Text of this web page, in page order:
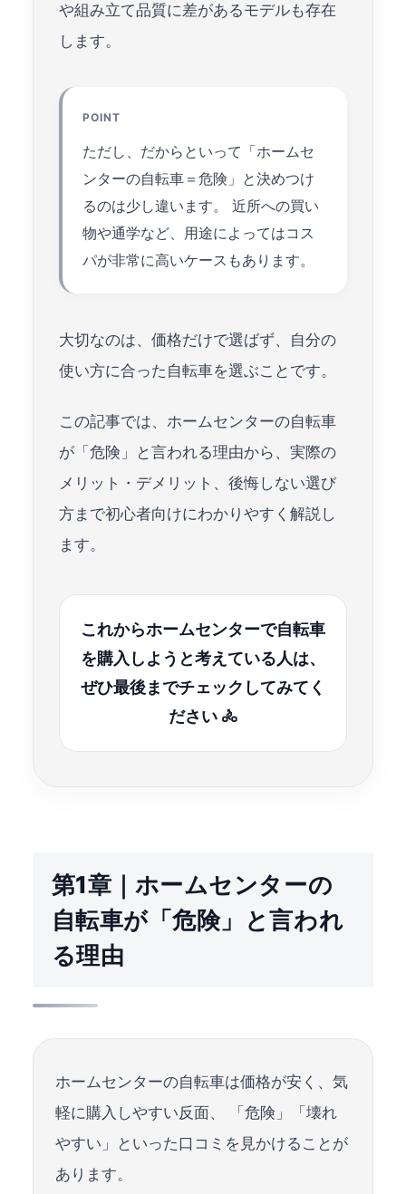
や組み立て品質に差があるモデルも存在
します。
POINT
ただし、だからといって「ホームセ
ンターの自転車＝危険」と決めつけ
るのは少し違います。 近所への買い
物や通学など、用途によってはコス
パが非常に高いケースもあります。
大切なのは、価格だけで選ばず、自分の
使い方に合った自転車を選ぶことです。
この記事では、ホームセンターの自転車
が「危険」と言われる理由から、実際の
メリット・デメリット、後悔しない選び
方まで初心者向けにわかりやすく解説し
ます。
これからホームセンターで自転車
を購入しようと考えている人は、
ぜひ最後までチェックしてみてく
ださい 🚴
第1章｜ホームセンターの
自転車が「危険」と言われ
る理由
ホームセンターの自転車は価格が安く、気
軽に購入しやすい反面、 「危険」「壊れ
やすい」といった口コミを見かけることが
あります。